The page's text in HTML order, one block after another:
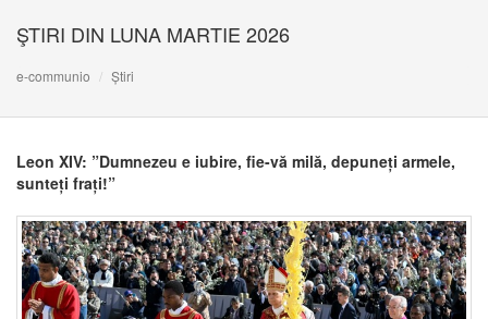
ŞTIRI DIN LUNA MARTIE 2026
e-communio Știri
Leon XIV: ”Dumnezeu e iubire, fie-vă milă, depuneți armele,
sunteți frați!”